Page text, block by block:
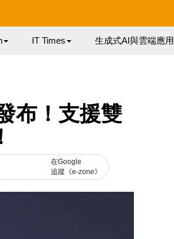
IT Times 生成式AI與雲端應用
布！支援雙
在Google
追蹤《e-zone》